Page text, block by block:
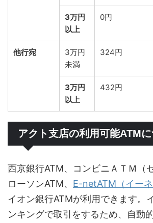
3万円
以上
0円
他行宛
3万円
未満
324円
3万円
以上
432円
アクト支店の利用可能ATM
西京銀行ATM、コンビニＡＴＭ（
ローソンATM、 E-netATM（イーネ
イオン銀行ATMが利用できます。
ンキングで取引をするため、自動